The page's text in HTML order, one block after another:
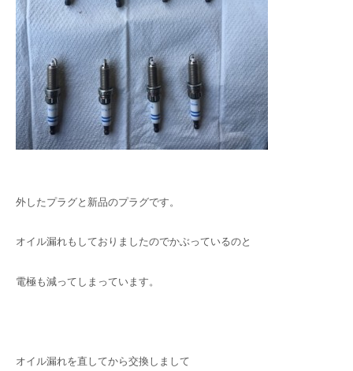
外したプラグと新品のプラグです。
オイル漏れもしておりましたのでかぶっているのと
電極も減ってしまっています。
オイル漏れを直してから交換しまして